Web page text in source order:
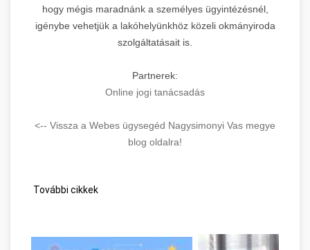
hogy mégis maradnánk a személyes ügyintézésnél,
igénybe vehetjük a lakóhelyünkhöz közeli okmányiroda
szolgáltatásait is.
Partnerek:
Online jogi tanácsadás
<-- Vissza a Webes ügysegéd Nagysimonyi Vas megye
blog oldalra!
További cikkek